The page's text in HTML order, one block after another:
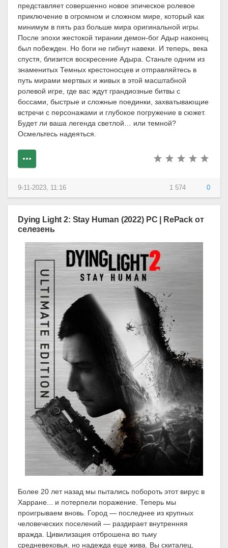
представляет совершенно новое эпическое ролевое
приключение в огромном и сложном мире, который как
минимум в пять раз больше мира оригинальной игры.
После эпохи жестокой тирании демон-бог Адыр наконец
был побежден. Но боги не гибнут навеки. И теперь, века
спустя, близится воскресение Адыра. Станьте одним из
знаменитых Темных крестоносцев и отправляйтесь в
путь мирами мертвых и живых в этой масштабной
ролевой игре, где вас ждут грандиозные битвы с
боссами, быстрые и сложные поединки, захватывающие
встречи с персонажами и глубокое погружение в сюжет.
Будет ли ваша легенда светлой… или темной?
Осмельтесь надеяться.
1 574 0
9-11-2023, 11:16
Dying Light 2: Stay Human (2022) PC | RePack от
селезень
Более 20 лет назад мы пытались побороть этот вирус в
Харране... и потерпели поражение. Теперь мы
проигрываем вновь. Город — последнее из крупных
человеческих поселений — раздирает внутренняя
вражда. Цивилизация отброшена во тьму
средневековья, но надежда еще жива. Вы скиталец,